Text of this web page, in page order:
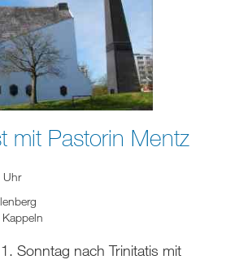
mit Pastorin Mentz
Uhr
Sonntag nach Trinitatis mit